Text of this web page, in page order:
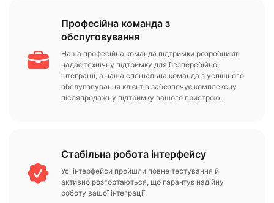
Професійна команда з
обслуговування
Наша професійна команда підтримки розробників
надає технічну підтримку для безперебійної
інтеграції, а наша спеціальна команда з успішного
обслуговування клієнтів забезпечує комплексну
післяпродажну підтримку вашого пристрою.
Стабільна робота інтерфейсу
Усі інтерфейси пройшли повне тестування й
активно розгортаються, що гарантує надійну
роботу вашої інтеграції.